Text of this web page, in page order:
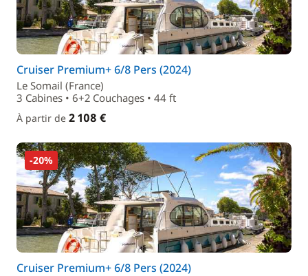
Cruiser Premium+ 6/8 Pers (2024)
Le Somail (France)
3 Cabines • 6+2 Couchages • 44 ft
À partir de 2 108 €
-20%
Cruiser Premium+ 6/8 Pers (2024)